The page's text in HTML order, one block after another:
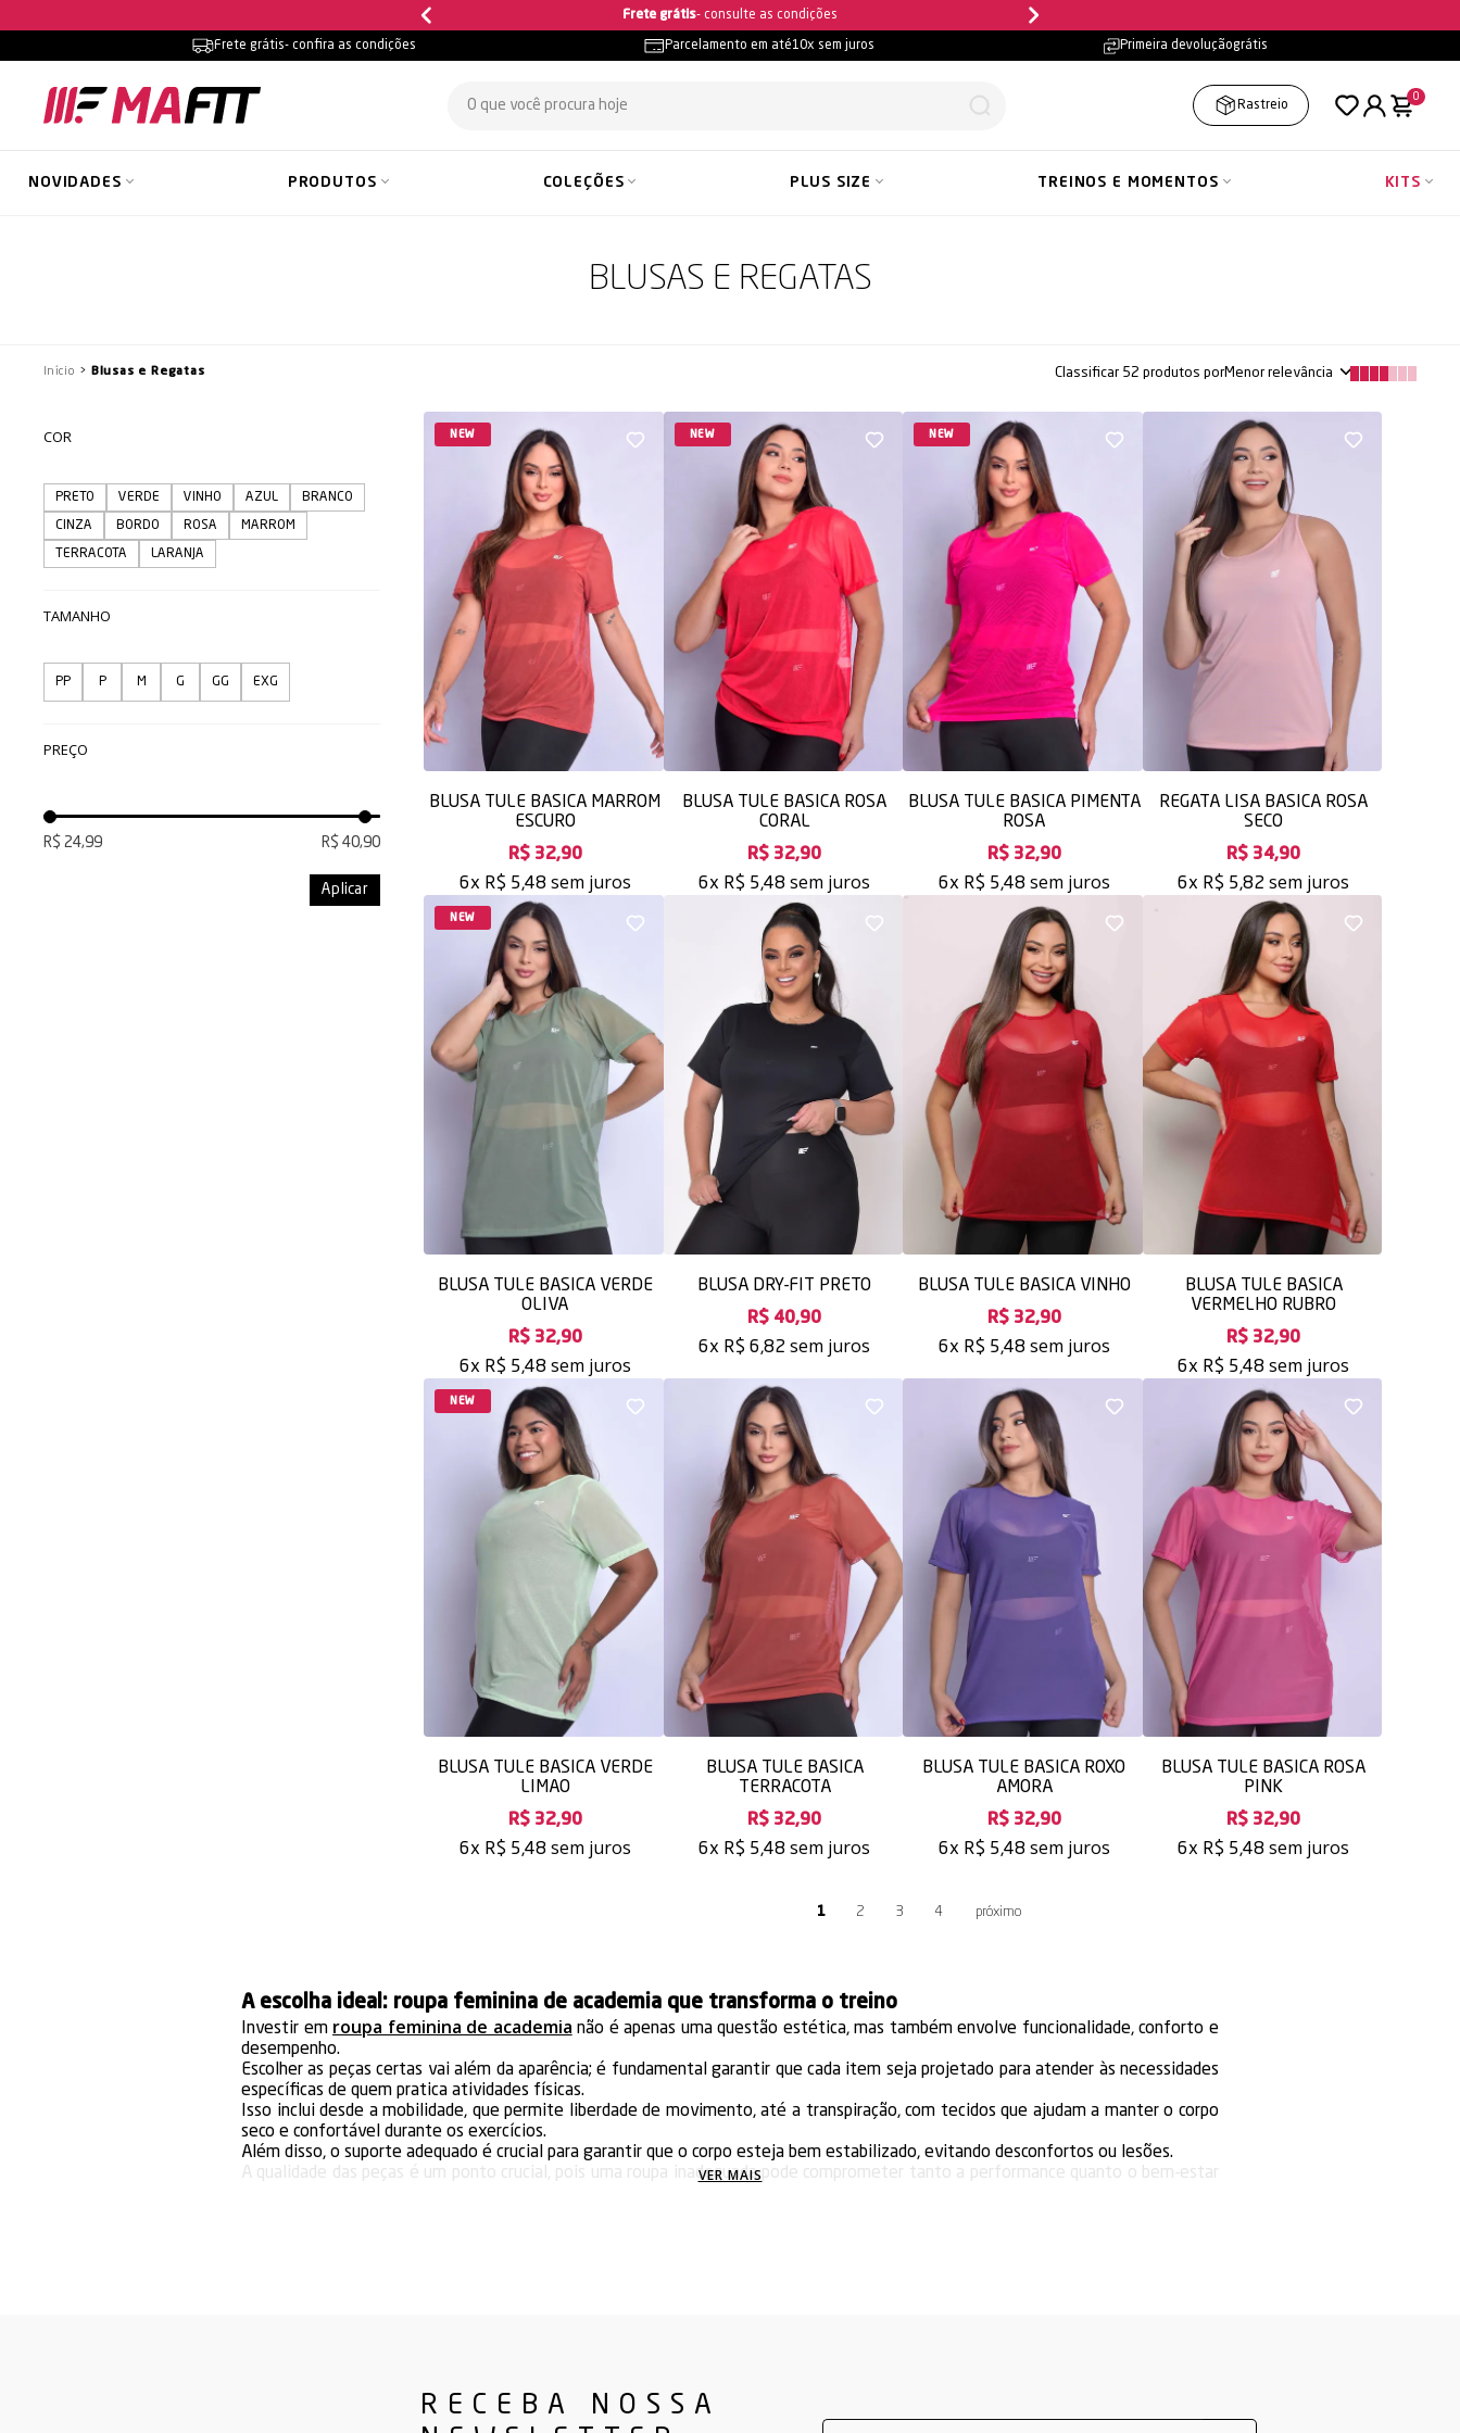
Frete grátis- consulte as condições
Frete grátis- confira as condições Parcelamento em até10x sem juros Primeira devoluçãográtis
Rastreio
0
NOVIDADES PRODUTOS COLEÇÕES PLUS SIZE TREINOS E MOMENTOS KITS
BLUSAS E REGATAS
Início Blusas e Regatas Classificar 52 produtos porMenor relevância
COR
PRETO VERDE VINHO AZUL BRANCO
CINZA BORDO ROSA MARROM
TERRACOTA LARANJA
TAMANHO
PP P M G GG EXG
PREÇO
R$ 24,99 R$ 40,90
Aplicar
NEW
BLUSA TULE BASICA MARROM
ESCURO
R$ 32,90
6x R$ 5,48 sem juros
NEW
BLUSA TULE BASICA ROSA
CORAL
R$ 32,90
6x R$ 5,48sem juros
NEW
BLUSA TULE BASICA PIMENTA
ROSA
R$ 32,90
6x R$ 5,48 sem juros
REGATA LISA BASICA ROSA
SECO
R$ 34,90
6x R$ 5,82sem juros
NEW
BLUSA TULE BASICA VERDE
OLIVA
R$ 32,90
6x R$ 5,48 sem juros
BLUSA DRY-FIT PRETO
R$ 40,90
6x R$ 6,82sem juros
BLUSA TULE BASICA VINHO
R$ 32,90
6x R$ 5,48 sem juros
BLUSA TULE BASICA
VERMELHO RUBRO
R$ 32,90
6x R$ 5,48sem juros
NEW
BLUSA TULE BASICA VERDE
LIMAO
R$ 32,90
6x R$ 5,48 sem juros
BLUSA TULE BASICA
TERRACOTA
R$ 32,90
6x R$ 5,48sem juros
BLUSA TULE BASICA ROXO
AMORA
R$ 32,90
6x R$ 5,48 sem juros
BLUSA TULE BASICA ROSA
PINK
R$ 32,90
6x R$ 5,48sem juros
1 2 3 4
A escolha ideal: roupa feminina de academia que transforma o treino
Investir em roupa feminina de academia não é apenas uma questão estética, mas também envolve funcionalidade, conforto e
desempenho.
Escolher as peças certas vai além da aparência; é fundamental garantir que cada item seja projetado para atender às necessidades
específicas de quem pratica atividades físicas.
Isso inclui desde a mobilidade, que permite liberdade de movimento, até a transpiração, com tecidos que ajudam a manter o corpo
seco e confortável durante os exercícios.
Além disso, o suporte adequado é crucial para garantir que o corpo esteja bem estabilizado, evitando desconfortos ou lesões.
A qualidade das peças é um ponto crucial, pois uma roupa inadequada pode comprometer tanto a performance quanto o bem-estar
As regatas ainda são versáteis, combinando facilmente com um
Regatas femininas academia: uma opção versátil
VER MAIS
RECEBA NOSSA